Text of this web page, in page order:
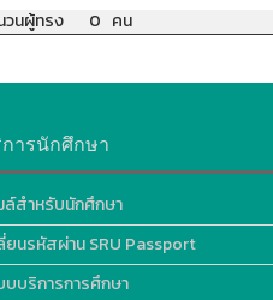
วนผู้ทรง 0 คน
ารนักศึกษา
ล์สำหรับนักศึกษา
ยนรหัสผ่าน SRU Passport
บบริการการศึกษา